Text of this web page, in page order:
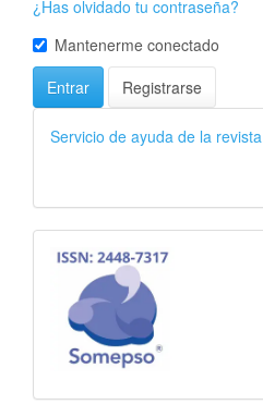
¿Has olvidado tu contraseña?
Mantenerme conectado
Entrar
Registrarse
Servicio de ayuda de la revista